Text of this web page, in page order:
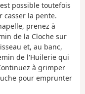
possible toutefois
casser la pente.
prenez à
de la Cloche sur
et, au banc,
de l'Huilerie qui
à grimper
pour emprunter